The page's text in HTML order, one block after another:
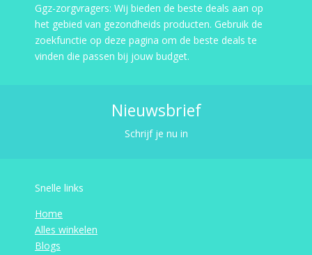
Ggz-zorgvragers: Wij bieden de beste deals aan op
het gebied van gezondheids producten. Gebruik de
zoekfunctie op deze pagina om de beste deals te
vinden die passen bij jouw budget.
Nieuwsbrief
Schrijf je nu in
Snelle links
Home
Alles winkelen
Blogs